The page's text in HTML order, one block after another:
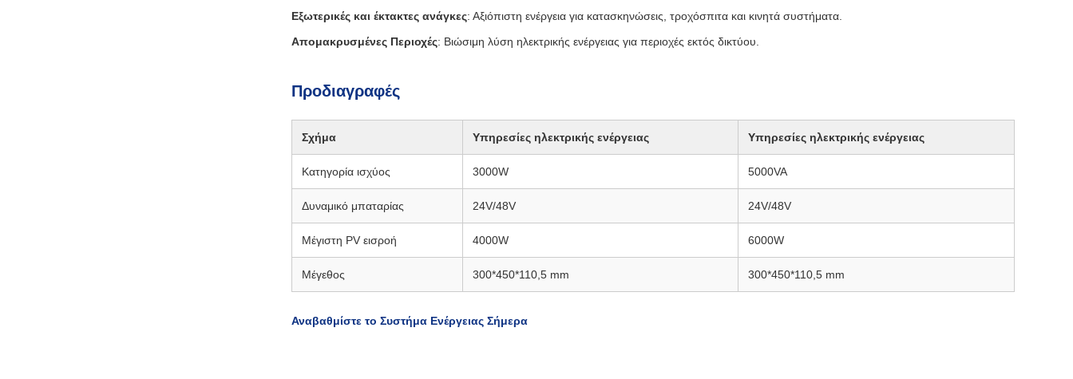
Εξωτερικές και έκτακτες ανάγκες: Αξιόπιστη ενέργεια για κατασκηνώσεις, τροχόσπιτα και κινητά συστήματα.
Απομακρυσμένες Περιοχές: Βιώσιμη λύση ηλεκτρικής ενέργειας για περιοχές εκτός δικτύου.
Προδιαγραφές
Σχήμα Υπηρεσίες ηλεκτρικής ενέργειας Υπηρεσίες ηλεκτρικής ενέργειας
Κατηγορία ισχύος 3000W 5000VA
Δυναμικό μπαταρίας 24V/48V 24V/48V
Μέγιστη PV εισροή 4000W 6000W
Μέγεθος 300*450*110,5 mm 300*450*110,5 mm
Αναβαθμίστε το Συστήμα Ενέργειας Σήμερα